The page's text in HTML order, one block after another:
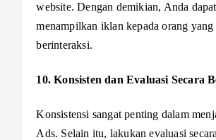
website. Dengan demikian, Anda dapat
menampilkan iklan kepada orang yang
berinteraksi.
10. Konsisten dan Evaluasi Secara
Konsistensi sangat penting dalam
Ads. Selain itu, lakukan evaluasi